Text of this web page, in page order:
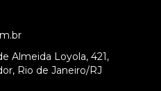
Almeida Loyola, 421,
Rio de Janeiro/RJ